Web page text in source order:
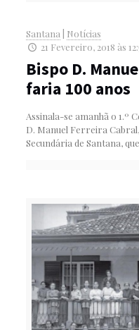
Santana
Notícias
21 Fevereiro, 2018 às
Bispo D.
faria 100 anos
Assinala-se amanhã o 1.º
D. Manuel Ferreira Cabral,
Secundária de Santana,